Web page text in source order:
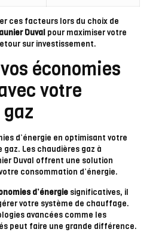
ces facteurs lors du choix de
Duvalpour maximiser votre
sur investissement.
économies
votre
d’énergie en optimisant votre
Les chaudières gaz à
Duval offrent une solution
consommation d’énergie.
d’énergiesignificatives, il
votre système de chauffage.
avancées comme les
peut faire une grande différence.